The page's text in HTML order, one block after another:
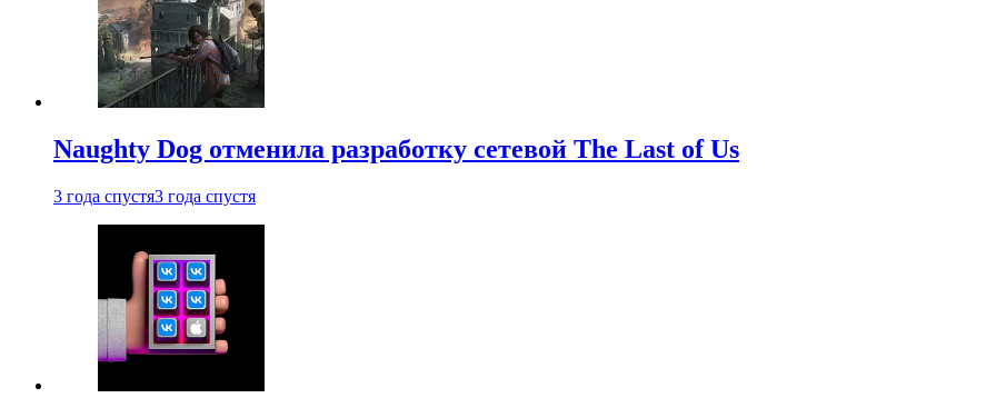
Naughty Dog отменила разработку сетевой The Last of Us
3 года спустя3 года спустя